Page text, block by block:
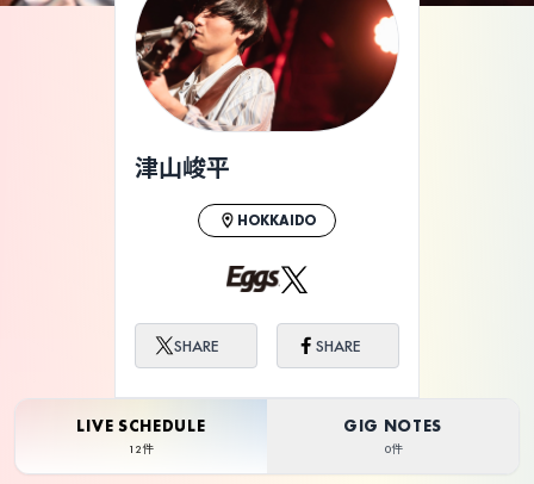
ライブ体験をもっと楽しく、もっと便利
に。
津山峻平
HOKKAIDO
SHARE SHARE
LIVE SCHEDULE
12件
GIG NOTES
0件